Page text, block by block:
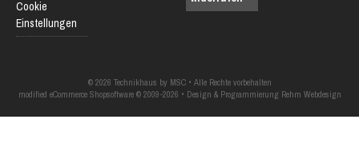
Cookie
Einstellungen
© 2026 Technikhaus by MSC • Alle Rechte vorbehalten
modified eCommerce Shopsoftware © 2009-2026 • Design & Programmierung Rehm Webdesign